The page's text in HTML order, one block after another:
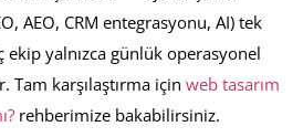
AEO, CRM entegrasyonu, AI) tek
ekip yalnızca günlük operasyonel
Tam karşılaştırma için web tasarım
rehberimize bakabilirsiniz.